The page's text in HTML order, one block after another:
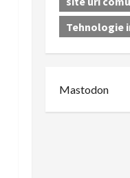
Tehnologie
Mastodon